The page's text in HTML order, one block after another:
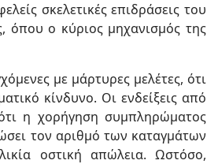
σκελετικές επιδράσεις του
όπου ο κύριος μηχανισμός της
με μάρτυρες μελέτες, ότι
κίνδυνο. Οι ενδείξεις από
η χορήγηση συμπληρώματος
τον αριθμό των καταγμάτων
οστική απώλεια. Ωστόσο,